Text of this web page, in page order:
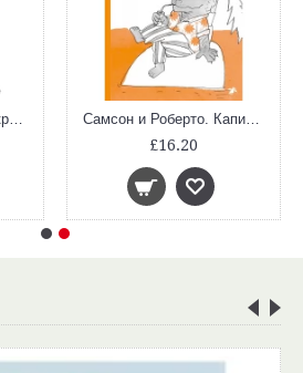
Самсон и Роберто. Секрет патера Пьетро Самсон и Роберто. Капитан Неро
£16.20